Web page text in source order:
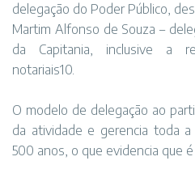
delegação do Poder Público,
Martim Alfonso de Souza –
da Capitania, inclusive a
notariais10.
O modelo de delegação ao
da atividade e gerencia toda
500 anos, o que evidencia que